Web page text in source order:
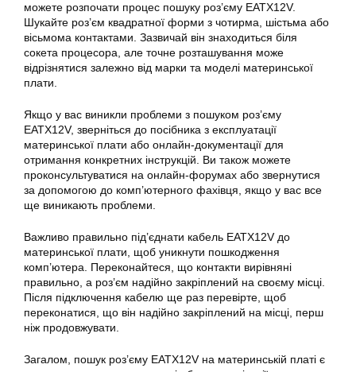
можете розпочати процес пошуку роз’єму EATX12V.
Шукайте роз’єм квадратної форми з чотирма, шістьма або
вісьмома контактами. Зазвичай він знаходиться біля
сокета процесора, але точне розташування може
відрізнятися залежно від марки та моделі материнської
плати.
Якщо у вас виникли проблеми з пошуком роз’єму
EATX12V, зверніться до посібника з експлуатації
материнської плати або онлайн-документації для
отримання конкретних інструкцій. Ви також можете
проконсультуватися на онлайн-форумах або звернутися
за допомогою до комп’ютерного фахівця, якщо у вас все
ще виникають проблеми.
Важливо правильно під’єднати кабель EATX12V до
материнської плати, щоб уникнути пошкодження
комп’ютера. Переконайтеся, що контакти вирівняні
правильно, а роз’єм надійно закріплений на своєму місці.
Після підключення кабелю ще раз перевірте, щоб
переконатися, що він надійно закріплений на місці, перш
ніж продовжувати.
Загалом, пошук роз’єму EATX12V на материнській платі є